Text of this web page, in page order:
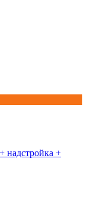
надстройка +